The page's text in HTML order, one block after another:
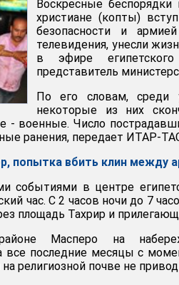
Воскресные
христиане (копты)
безопасности и
телевидения, унесли
в эфире
представитель
По его словам, среди
некоторые из них
- военные. Число
ранения, передает ИТАР-
попытка вбить клин между
событиями в центре
час. С 2 часов ночи до 7
площадь Тахрир и
Масперо на
все последние месяцы с
религиозной почве не